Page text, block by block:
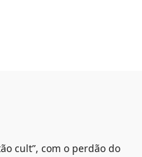
cult”, com o perdão do